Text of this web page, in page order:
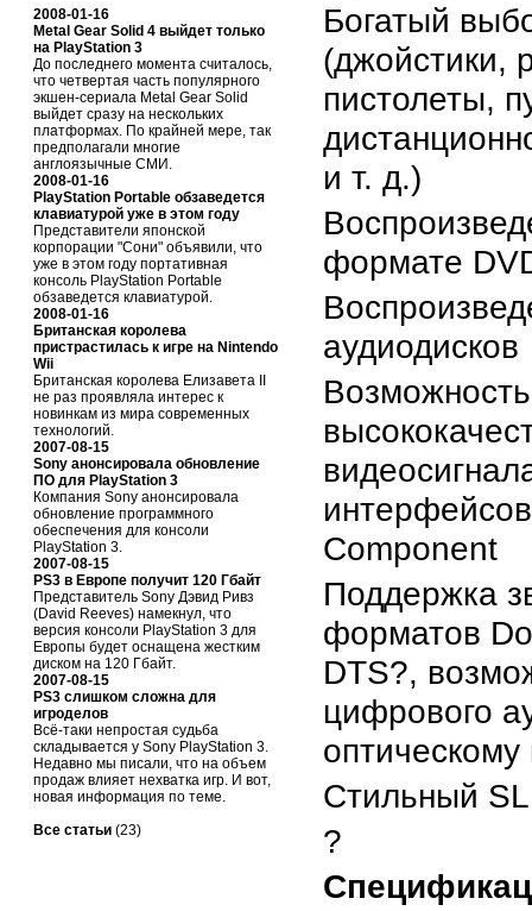
2008-01-16
Metal Gear Solid 4 выйдет только
на PlayStation 3
До последнего момента считалось,
что четвертая часть популярного
экшен-сериала Metal Gear Solid
выйдет сразу на нескольких
платформах. По крайней мере, так
предполагали многие
англоязычные СМИ.
2008-01-16
PlayStation Portable обзаведется
клавиатурой уже в этом году
Представители японской
корпорации "Сони" объявили, что
уже в этом году портативная
консоль PlayStation Portable
обзаведется клавиатурой.
2008-01-16
Британская королева
пристрастилась к игре на Nintendo
Wii
Британская королева Елизавета II
не раз проявляла интерес к
новинкам из мира современных
технологий.
2007-08-15
Sony анонсировала обновление
ПО для PlayStation 3
Компания Sony анонсировала
обновление программного
обеспечения для консоли
PlayStation 3.
2007-08-15
PS3 в Европе получит 120 Гбайт
Представитель Sony Дэвид Ривз
(David Reeves) намекнул, что
версия консоли PlayStation 3 для
Европы будет оснащена жестким
диском на 120 Гбайт.
2007-08-15
PS3 слишком сложна для
игроделов
Всё-таки непростая судьба
складывается у Sony PlayStation 3.
Недавно мы писали, что на объем
продаж влияет нехватка игр. И вот,
новая информация по теме.
Все статьи (23)
Богатый
(джойстики,
пистолеты,
и т. д.)
формате
аудиодисков
Component
Поддержка
форматов
DTS?,
цифрового
Стильный
?